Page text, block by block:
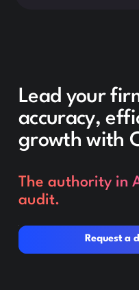
Lead your
accuracy,
growth with
The authority in
audit.
Request a
Request a demo